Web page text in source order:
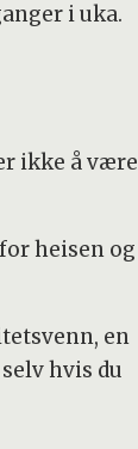
i uka.
ikke å være
heisen og
en
hvis du